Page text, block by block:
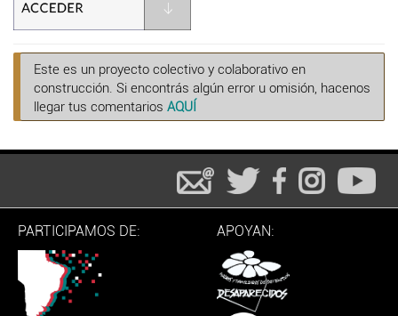
Este es un proyecto colectivo y colaborativo en
construcción. Si encontrás algún error u omisión, hacenos
llegar tus comentarios AQUÍ
PARTICIPAMOS DE: APOYAN: